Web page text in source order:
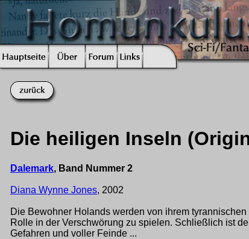
Die heiligen Inseln
Dalemark, Band Nummer 2
Diana Wynne Jones, 2002
Die Bewohner Holands werden von ihrem
Rolle in der Verschwörung zu spielen. Schließlich ist
Gefahren und voller Feinde ...